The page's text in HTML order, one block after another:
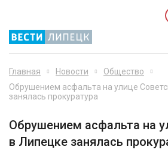
Главная Новости
Общество
Обрушением асфальта на улице
занялась прокуратура
Обрушением асфальта на
в Липецке занялась